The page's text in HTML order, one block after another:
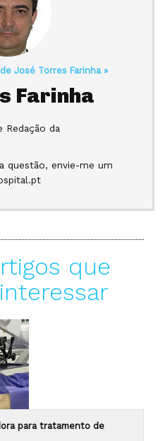
José Torres Farinha »
Farinha
Redação da
questão, envie-me um
que
para tratamento de